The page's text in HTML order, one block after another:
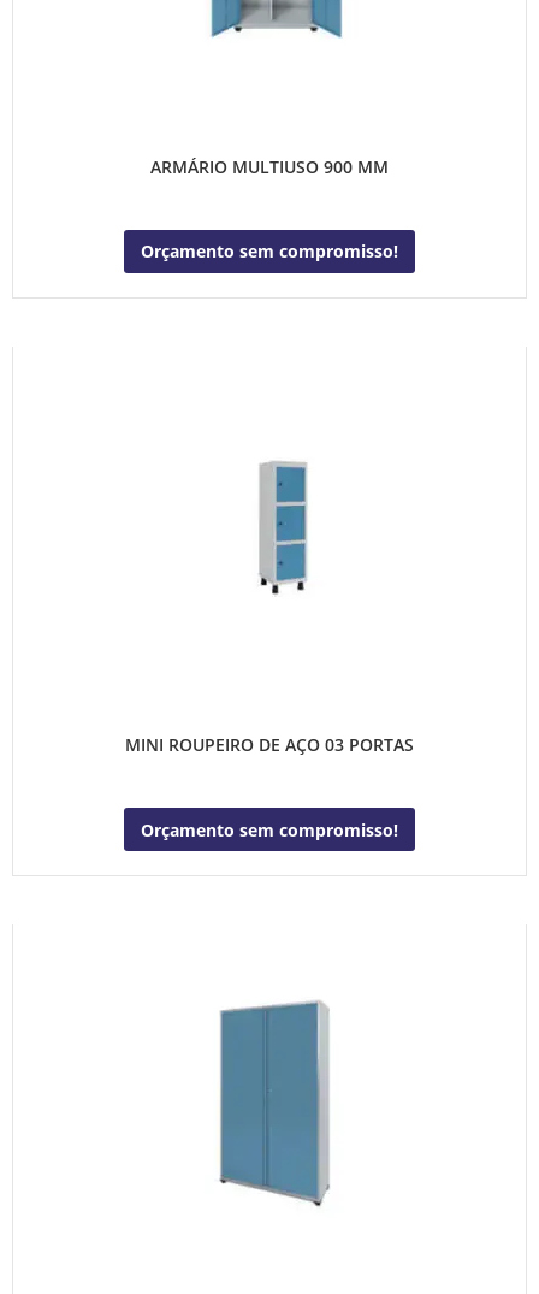
ARMÁRIO MULTIUSO 900 MM
Orçamento sem compromisso!
MINI ROUPEIRO DE AÇO 03 PORTAS
Orçamento sem compromisso!